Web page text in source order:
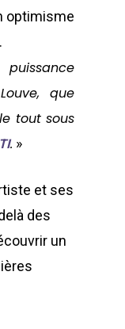
optimisme
que
tout sous
. »
et ses
des
un